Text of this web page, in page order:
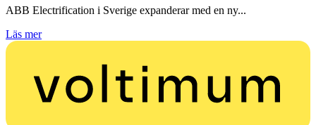
ABB Electrification i Sverige expanderar med en ny...
Läs mer